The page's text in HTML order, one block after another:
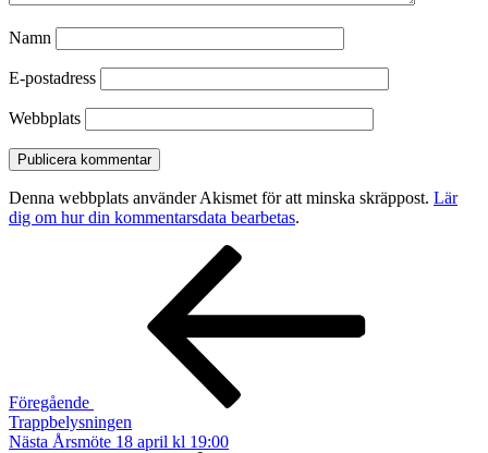
Namn
E-postadress
Webbplats
Denna webbplats använder Akismet för att minska skräppost. Lär
dig om hur din kommentarsdata bearbetas.
Inläggsnavigering
Föregående
Trappbelysningen
Nästa
Nästa Årsmöte 18 april kl 19:00